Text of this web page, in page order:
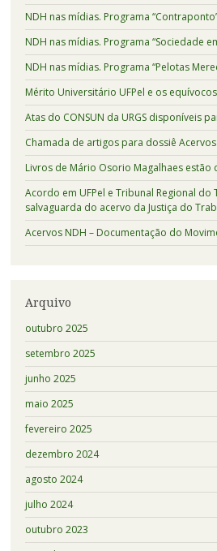
NDH nas mídias. Programa
NDH nas mídias. Programa “Sociedade
NDH nas mídias. Programa “Pelotas
Mérito Universitário UFPel e os
Atas do CONSUN da URGS disponíveis
Chamada de artigos para dossiê Acervos
Livros de Mário Osorio Magalhaes estão
Acordo em UFPel e Tribunal Regional do
salvaguarda do acervo da Justiça do
Acervos NDH – Documentação do
Arquivo
outubro 2025
setembro 2025
junho 2025
maio 2025
fevereiro 2025
dezembro 2024
agosto 2024
julho 2024
outubro 2023